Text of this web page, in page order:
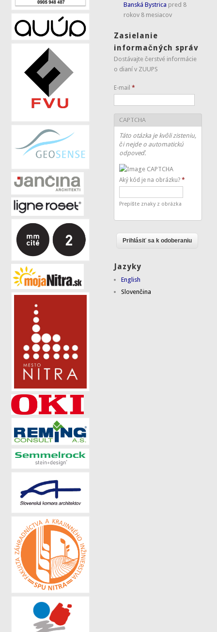
Banská Bystrica pred 8
rokov 8 mesiacov
Zasielanie
informačných správ
Dostávajte čerstvé informácie
o dianí v ZUUPS
E-mail*
CAPTCHA
Táto otázka je kvôli zisteniu,
či nejde o automatickú
odpoveď.
Aký kód je na obrázku?*
Prepíšte znaky z obrázka
Jazyky
English
Slovenčina